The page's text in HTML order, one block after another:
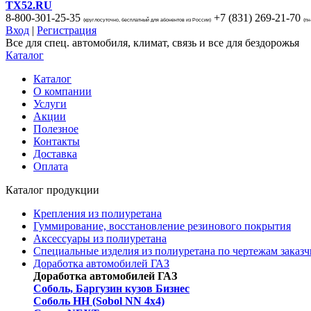
TX52.RU
8-800-301-25-35 (круглосуточно, бесплатный для абонентов из России) +7 (831) 269-21-70
Вход | Регистрация
Все для спец. автомобиля, климат, связь и все для бездорожья
Каталог
Каталог
О компании
Услуги
Акции
Полезное
Контакты
Доставка
Оплата
Каталог продукции
Крепления из полиуретана
Гуммирование, восстановление резинового покрытия
Аксессуары из полиуретана
Специальные изделия из полиуретана по чертежам
Доработка автомобилей ГАЗ
Доработка автомобилей ГАЗ
Соболь, Баргузин кузов Бизнес
Соболь НН (Sobol NN 4x4)